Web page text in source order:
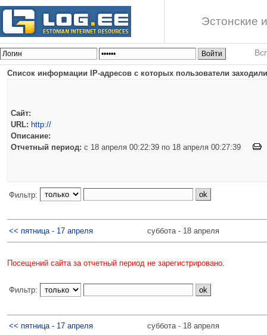
Эстонские
Список информации IP-адресов с которых пользователи
Сайт:
URL: http://
Описание:
Отчетный период: c 18 апреля 00:22:39 по 18 апреля 00:27:39
Фильтр:
<< пятница - 17 апреля суббота - 18 апреля
Посещений сайта за отчетный период не зарегистрировано.
Фильтр:
<< пятница - 17 апреля суббота - 18 апреля